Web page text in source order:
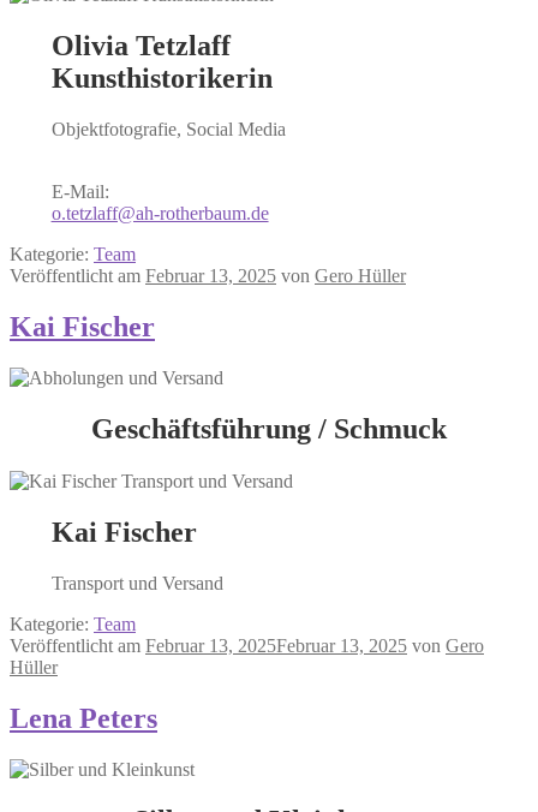
Olivia Tetzlaff
Kunsthistorikerin
Objektfotografie, Social Media
E-Mail:
o.tetzlaff@ah-rotherbaum.de
Kategorie: Team
Veröffentlicht am Februar 13, 2025 von Gero Hüller
Kai Fischer
Geschäftsführung / Schmuck
Kai Fischer
Transport und Versand
Kategorie: Team
Veröffentlicht am Februar 13, 2025Februar 13, 2025 von Gero
Hüller
Lena Peters